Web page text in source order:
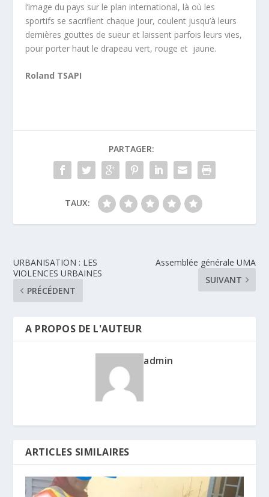
l’image du pays sur le plan international, là où les
sportifs se sacrifient chaque jour, coulent jusqu’à leurs
dernières gouttes de sueur et laissent parfois leurs vies,
pour porter haut le drapeau vert, rouge et jaune.
Roland TSAPI
PARTAGER:
TAUX:
URBANISATION : LES
VIOLENCES URBAINES
PRÉCÉDENT
Assemblée générale UMA
SUIVANT
A PROPOS DE L'AUTEUR
admin
ARTICLES SIMILAIRES